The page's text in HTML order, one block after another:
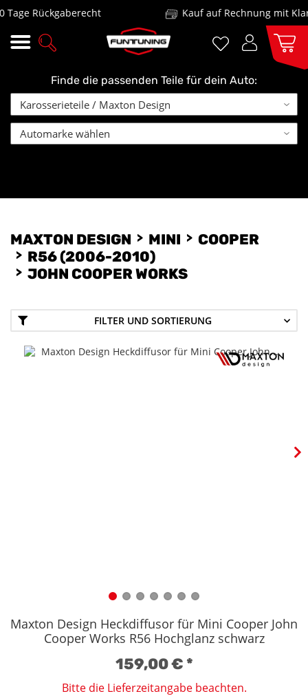
Kauf auf Rechnung mit Klarna
Finde die passenden Teile für dein Auto:
MAXTON DESIGN MINI
COOPER
R56 (2006-2010)
JOHN COOPER WORKS
FILTER UND SORTIERUNG
Maxton Design Heckdiffusor für Mini Cooper John
Cooper Works R56 Hochglanz schwarz
159,00 €*
Bitte die Lieferzeitangabe beachten.